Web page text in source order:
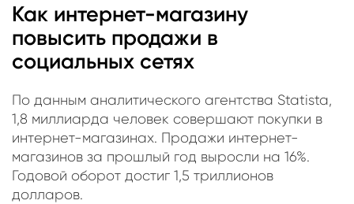
Как интернет-магазину
повысить продажи в
социальных сетях
По данным аналитического агентства Statista,
1,8 миллиарда человек совершают покупки в
интернет-магазинах. Продажи интернет-
магазинов за прошлый год выросли на 16%.
Годовой оборот достиг 1,5 триллионов
долларов.